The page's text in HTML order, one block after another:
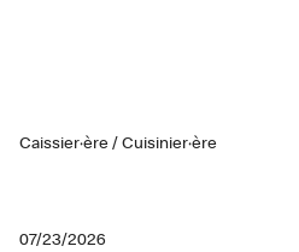
Caissier·ère / Cuisinier·ère
07/23/2026